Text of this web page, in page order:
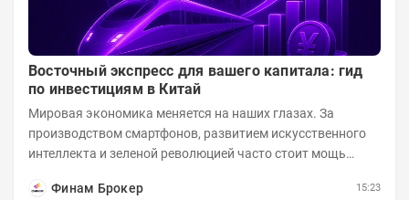
Восточный экспресс для вашего капитала: гид
по инвестициям в Китай
Мировая экономика меняется на наших глазах. За
производством смартфонов, развитием искусственного
интеллекта и зеленой революцией часто стоит мощь
Финам Брокер
15:23